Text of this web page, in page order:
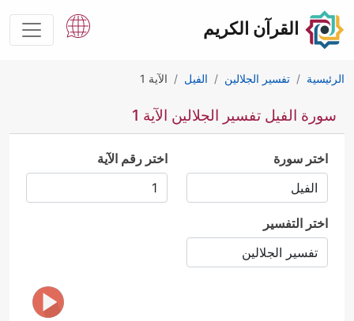
القرآن الكريم
الرئيسية تفسير الجلالين الفيل الآية 1
سورة الفيل تفسير الجلالين الآية 1
اختر سورة اختر رقم الآية
اختر التفسير